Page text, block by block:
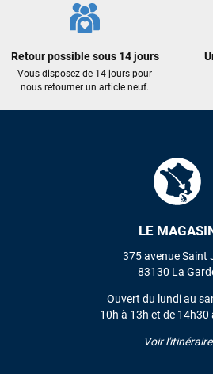
Retour possible sous 14 jours
Vous disposez de 14 jours pour
nous retourner un article neuf.
LE
375 avenue Saint
83130 La
Ouvert du lundi au
10h à 13h et de 14h30
Voir l'itinéraire